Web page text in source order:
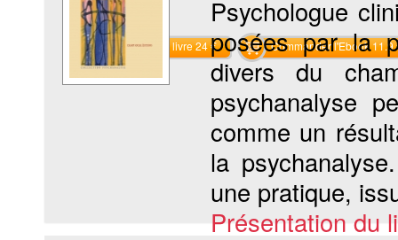
Commander le livre 24 € Commander l'Ebook 11.9
Psychologue
posées par la
divers du
psychanalyse
comme un
la
une pratique,
Présentation du